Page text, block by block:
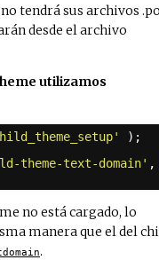
tendrá sus archivos
desde el archivo
utilizamos
);
theme-text-domain' ,
no está cargado, lo
manera que el del
.